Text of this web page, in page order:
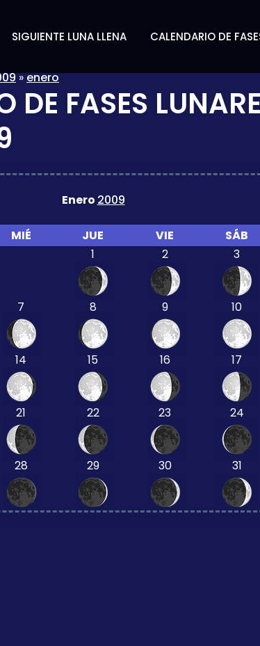
SIGUIENTE LUNA LLENA CALENDARIO DE
»enero
DE FASES
Enero 2009
MIÉ JUE VIE SÁB
1
2 3
7 8 9 10
14 15 16 17
21 22 23 24
28 29 30 31